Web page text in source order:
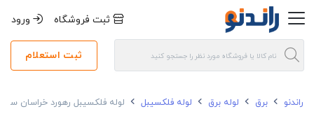
ثبت فروشگاه ورود
ثبت استعلام
راندنو برق لوله برق لوله فلکسیبل لوله فلکسیبل رهورد خراسان سایز